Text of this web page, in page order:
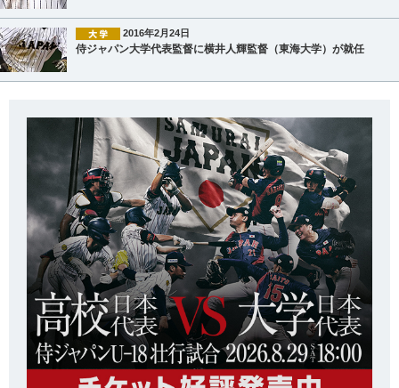
2016年2月24日
侍ジャパン大学代表監督に横井人輝監督（東海大学）が就任